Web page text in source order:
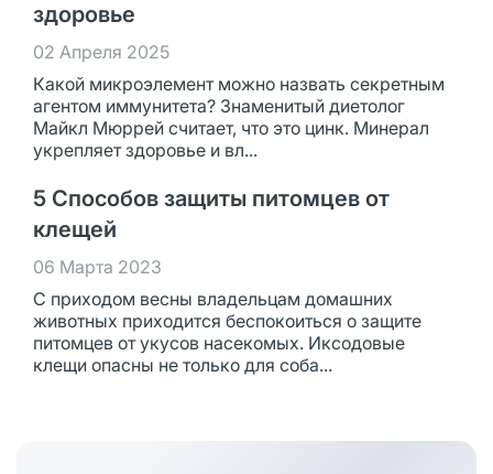
здоровье
02 Апреля 2025
Какой микроэлемент можно назвать секретным
агентом иммунитета? Знаменитый диетолог
Майкл Мюррей считает, что это цинк. Минерал
укрепляет здоровье и вл...
5 Способов защиты питомцев от
клещей
06 Марта 2023
С приходом весны владельцам домашних
животных приходится беспокоиться о защите
питомцев от укусов насекомых. Иксодовые
клещи опасны не только для соба...